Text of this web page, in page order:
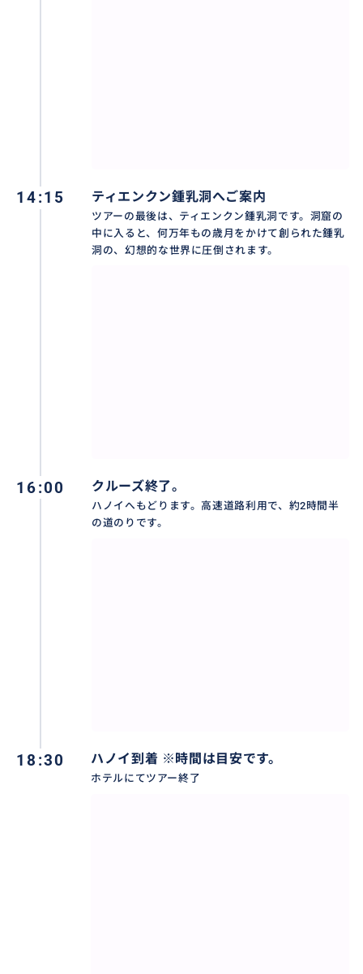
ブティック ホテル、ロイジェントパークス ハノイホテ
ル, フォーチュナ ホテル ハノイ , インターコンチネン
タル ハノイ ランドマーク 72, グランドKホテルスイー
ツハノイ, JWマリオット・ホテル, クラウン プラザ ウ
用料、ペットボトルの水 (1本)、ボートにて日本語ガイ
ド付き、ハロン湾入場料、クルーズ船乗船料、昼食(ビ
ールまたはソフトドリンク 1本)、シーカヤックまたは
14:15 ティエンクン鍾乳洞へご案内
ツアーの最後は、ティエンクン鍾乳洞です。洞窟の
中に入ると、何万年もの歳月をかけて創られた鍾乳
洞の、幻想的な世界に圧倒されます。
16:00 クルーズ終了。
ハノイへもどります。高速道路利用で、約2時間半
の道のりです。
18:30 ハノイ到着 ※時間は目安です。
ホテルにてツアー終了